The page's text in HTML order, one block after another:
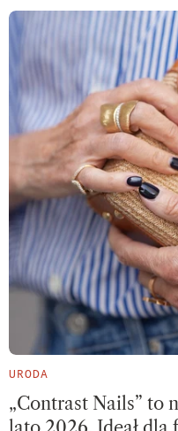
URODA
„Contrast Nails” to